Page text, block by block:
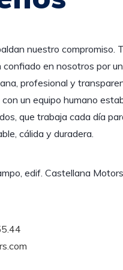
nuestro compromiso.
en nosotros por
profesional y
un equipo humano
que trabaja cada día
cálida y duradera.
edif. Castellana